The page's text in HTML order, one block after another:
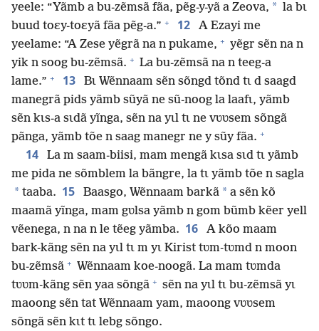
yeele: “Yãmb a bu-zẽmsã fãa, pẽg-y-yã a Zeova, * la bɩ
buud toɛy-toɛyã fãa pẽg-a.” + 12
A Ezayi me
yeelame: “A Zese yẽgrã na n pukame, + yẽgr sẽn na n
yik n soog bu-zẽmsã. + La bu-zẽmsã na n teeg-a
lame.” + 13
Bɩ Wẽnnaam sẽn sõngd tõnd tɩ d saagd
manegrã pids yãmb sũyã ne sũ-noog la laafɩ, yãmb
sẽn kɩs-a sɩdã yĩnga, sẽn na yɩl tɩ ne vʋʋsem sõngã
pãnga, yãmb tõe n saag manegr ne y sũy fãa. +
14
La m saam-biisi, mam mengã kɩsa sɩd tɩ yãmb
me pida ne sõmblem la bãngre, la tɩ yãmb tõe n sagla
* taaba. 15 Baasgo, Wẽnnaam barkã * a sẽn kõ
maamã yĩnga, mam gʋlsa yãmb n gom bũmb kẽer yell
vẽenega, n na n le tẽeg yãmba. 16
A kõo maam
bark-kãng sẽn na yɩl tɩ m yɩ Kirist tʋm-tʋmd n moon
bu-zẽmsã + Wẽnnaam koe-noogã. La mam tʋmda
tʋʋm-kãng sẽn yaa sõngã + sẽn na yɩl tɩ bu-zẽmsã yɩ
maoong sẽn tat Wẽnnaam yam, maoong vʋʋsem
sõngã sẽn kɩt tɩ lebg sõngo.